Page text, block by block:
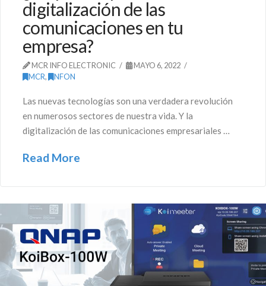
digitalización de las
comunicaciones en tu
empresa?
MCR INFO ELECTRONIC
MAYO 6, 2022
MCR, NFON
Las nuevas tecnologías son una verdadera revolución
en numerosos sectores de nuestra vida. Y la
digitalización de las comunicaciones empresariales …
Read More